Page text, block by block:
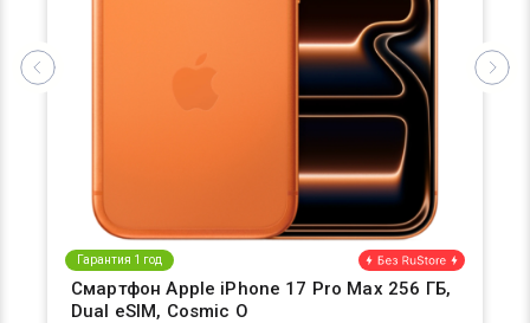
Гарантия 1 год
Смартфон Apple iPhone 17 Pro Max 256 ГБ,
Dual eSIM, Cosmic O